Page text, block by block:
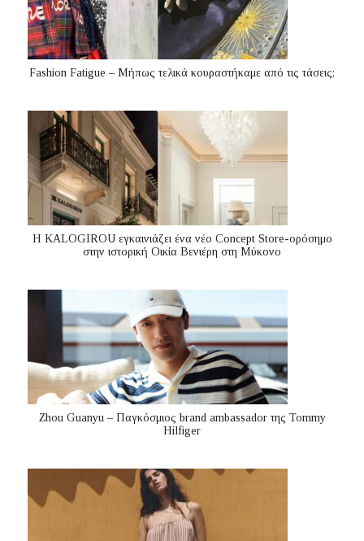
Fashion Fatigue – Μήπως τελικά κουραστήκαμε από τις τάσεις;
Η KALOGIROU εγκαινιάζει ένα νέο Concept Store-ορόσημο
στην ιστορική Οικία Βενιέρη στη Μύκονο
Zhou Guanyu – Παγκόσμιος brand ambassador της Tommy
Hilfiger